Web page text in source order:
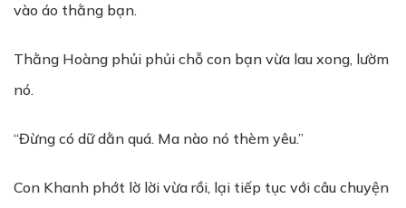
vào áo thằng bạn.
Thằng Hoàng phủi phủi chỗ con bạn vừa lau xong, lườm
nó.
“Đừng có dữ dằn quá. Ma nào nó thèm yêu.”
Con Khanh phớt lờ lời vừa rồi, lại tiếp tục với câu chuyện